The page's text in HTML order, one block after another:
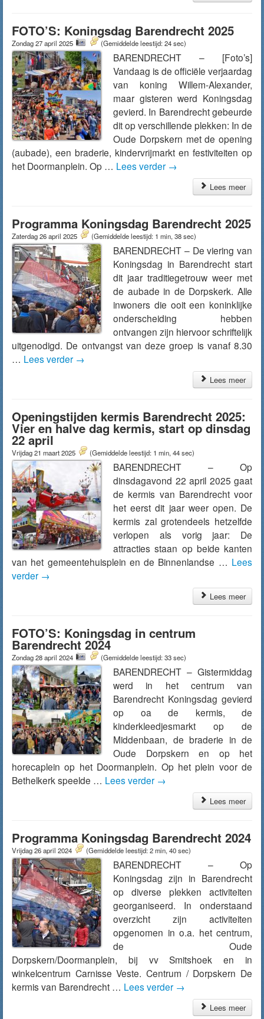
FOTO’S: Koningsdag Barendrecht 2025
Zondag 27 april 2025 (Gemiddelde leestijd: 24 sec)
BARENDRECHT – [Foto’s]
Vandaag is de officiële verjaardag
van koning Willem-Alexander,
maar gisteren werd Koningsdag
gevierd. In Barendrecht gebeurde
dit op verschillende plekken: In de
Oude Dorpskern met de opening
(aubade), een braderie, kindervrijmarkt en festiviteiten op
het Doormanplein. Op … Lees verder →
Lees meer
Programma Koningsdag Barendrecht 2025
Zaterdag 26 april 2025 (Gemiddelde leestijd: 1 min, 38 sec)
BARENDRECHT – De viering van
Koningsdag in Barendrecht start
dit jaar traditiegetrouw weer met
de aubade in de Dorpskerk. Alle
inwoners die ooit een koninklijke
onderscheiding hebben
ontvangen zijn hiervoor schriftelijk
uitgenodigd. De ontvangst van deze groep is vanaf 8.30
… Lees verder →
Lees meer
Openingstijden kermis Barendrecht 2025:
Vier en halve dag kermis, start op dinsdag
22 april
Vrijdag 21 maart 2025 (Gemiddelde leestijd: 1 min, 44 sec)
BARENDRECHT – Op
dinsdagavond 22 april 2025 gaat
de kermis van Barendrecht voor
het eerst dit jaar weer open. De
kermis zal grotendeels hetzelfde
verlopen als vorig jaar: De
attracties staan op beide kanten
van het gemeentehuisplein en de Binnenlandse … Lees
verder →
Lees meer
FOTO’S: Koningsdag in centrum
Barendrecht 2024
Zondag 28 april 2024 (Gemiddelde leestijd: 33 sec)
BARENDRECHT – Gistermiddag
werd in het centrum van
Barendrecht Koningsdag gevierd
op oa de kermis, de
kinderkleedjesmarkt op de
Middenbaan, de braderie in de
Oude Dorpskern en op het
horecaplein op het Doormanplein. Op het plein voor de
Bethelkerk speelde … Lees verder →
Lees meer
Programma Koningsdag Barendrecht 2024
Vrijdag 26 april 2024 (Gemiddelde leestijd: 2 min, 40 sec)
BARENDRECHT – Op
Koningsdag zijn in Barendrecht
op diverse plekken activiteiten
georganiseerd. In onderstaand
overzicht zijn activiteiten
opgenomen in o.a. het centrum,
de Oude
Dorpskern/Doormanplein, bij vv Smitshoek en in
winkelcentrum Carnisse Veste. Centrum / Dorpskern De
kermis van Barendrecht … Lees verder →
Lees meer